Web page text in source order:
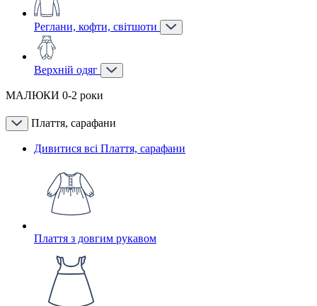
Реглани, кофти, світшоти
Верхній одяг
МАЛЮКИ 0-2 роки
Плаття, сарафани
Дивитися всі Плаття, сарафани
Плаття з довгим рукавом